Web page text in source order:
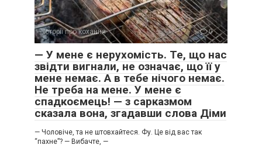
Історії про кохання 0
​— У мене є нерухомість. Те, що нас
звідти вигнали, не означає, що її у
мене немає. А в тебе нічого немає.
Не треба на мене. У мене є
спадкоємець! — з сарказмом
сказала вона, згадавши слова Діми
​— Чоловіче, та не штовхайтеся. Фу. Це від вас так
“пахне”? ​— Вибачте, —